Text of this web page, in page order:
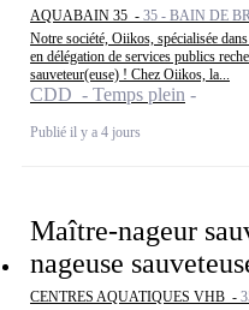
AQUABAIN 35 - 35 - BAIN DE
Notre société, Oiikos, spécialisée
en délégation de services publics
sauveteur(euse) ! Chez Oiikos, la...
CDD - Temps plein
Publié il y a 4 jours
Maître-nageur
nageuse
CENTRES AQUATIQUES VHB -